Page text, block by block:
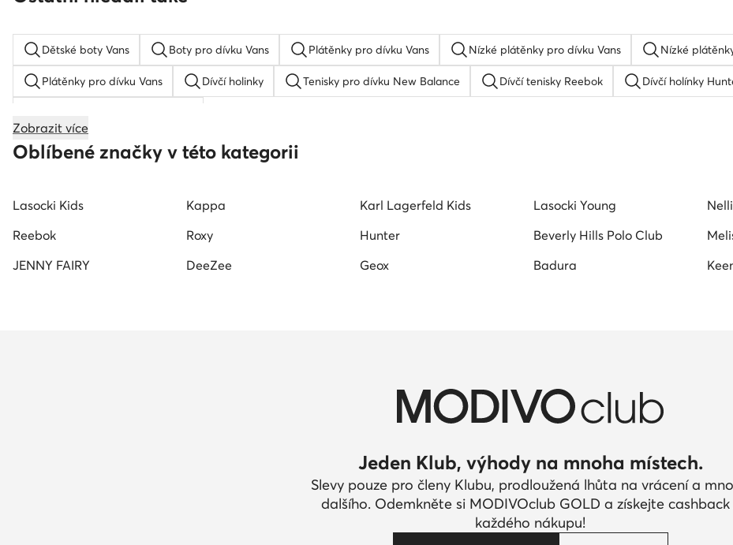
Dětské boty Vans Boty pro dívku Vans Plátěnky pro dívku Vans Nízké plátěnky pro dívku Vans Nízké
Plátěnky pro dívku Vans Dívčí holinky Tenisky pro dívku New Balance Dívčí tenisky Reebok Dívčí holínky
Bílé baleríny Boty pro dívku Roxy Tenisky pro dívku adidas
Zobrazit více
Oblíbené značky v této kategorii
Lasocki Kids Kappa Karl Lagerfeld Kids Lasocki Young
Reebok
Roxy Hunter Beverly Hills Polo Club
JENNY FAIRY
DeeZee Geox Badura
Jeden Klub, výhody na mnoha místech.
Slevy pouze pro členy Klubu, prodloužená lhůta na vrácení a
dalšího. Odemkněte si MODIVOclub GOLD a získejte cashback
každého nákupu!